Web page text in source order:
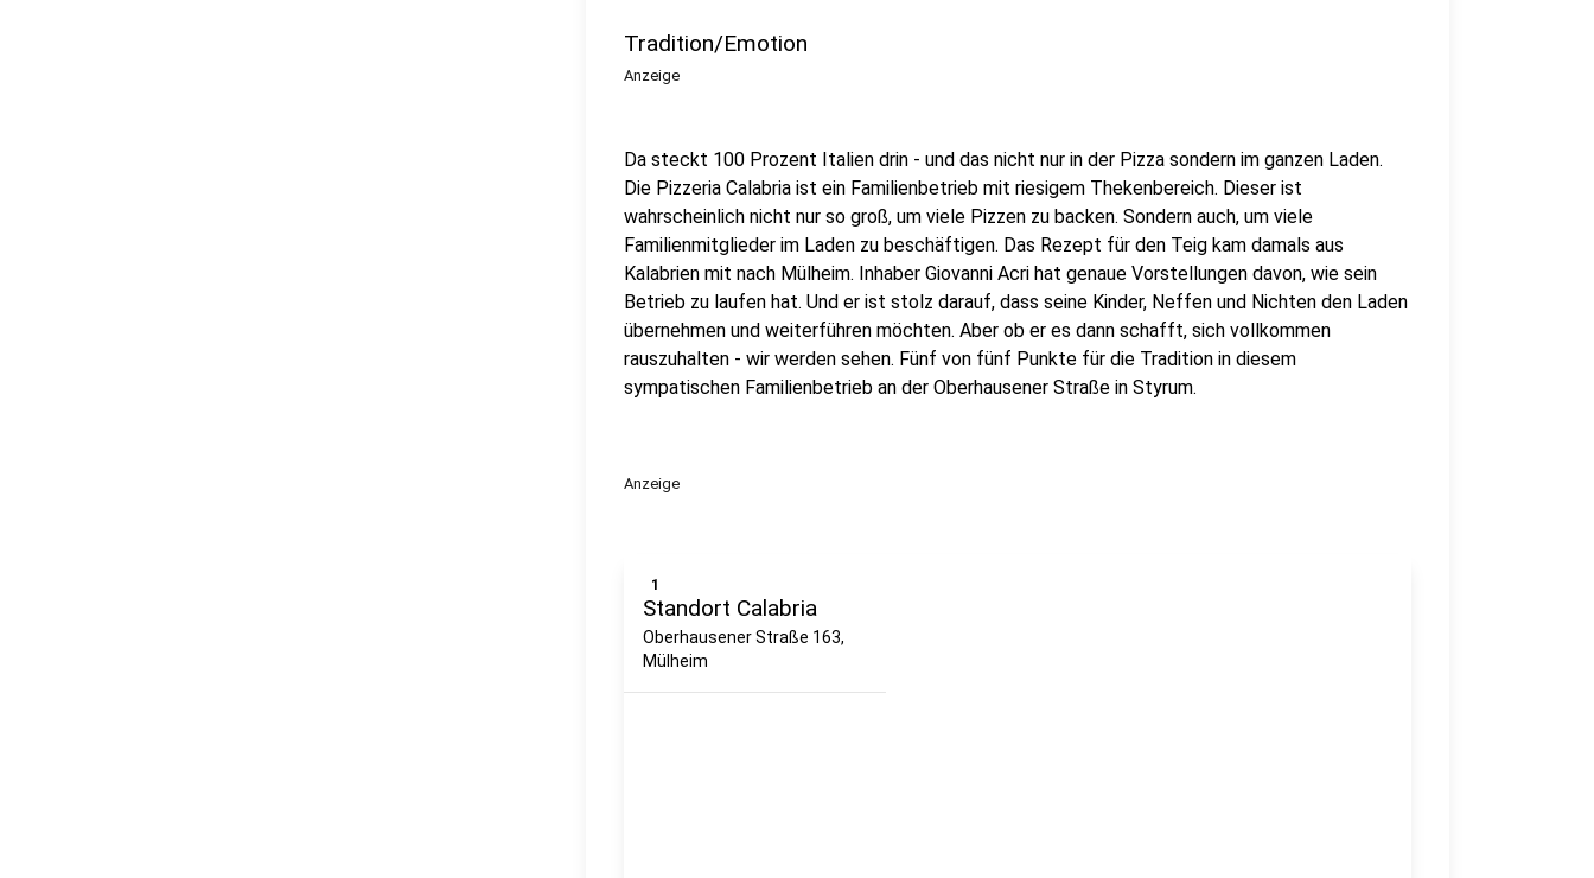
Tradition/Emotion
Anzeige
Da steckt 100 Prozent Italien drin - und das nicht nur in der Pizza sondern im ganzen Laden.
Die Pizzeria Calabria ist ein Familienbetrieb mit riesigem Thekenbereich. Dieser ist
wahrscheinlich nicht nur so groß, um viele Pizzen zu backen. Sondern auch, um viele
Familienmitglieder im Laden zu beschäftigen. Das Rezept für den Teig kam damals aus
Kalabrien mit nach Mülheim. Inhaber Giovanni Acri hat genaue Vorstellungen davon, wie sein
Betrieb zu laufen hat. Und er ist stolz darauf, dass seine Kinder, Neffen und Nichten den Laden
übernehmen und weiterführen möchten. Aber ob er es dann schafft, sich vollkommen
rauszuhalten - wir werden sehen. Fünf von fünf Punkte für die Tradition in diesem
sympatischen Familienbetrieb an der Oberhausener Straße in Styrum.
Anzeige
1
Standort Calabria
Oberhausener Straße 163,
Mülheim